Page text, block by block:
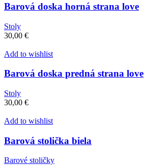
Barová doska horná strana love
Stoly
30,00 €
Add to wishlist
Barová doska predná strana love
Stoly
30,00 €
Add to wishlist
Barová stolička biela
Barové stoličky